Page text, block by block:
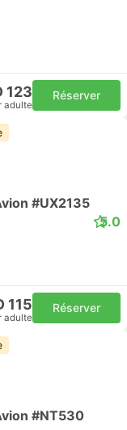
123
adulte
Réserver
#UX2135
5.0
115
adulte
Réserver
#NT530